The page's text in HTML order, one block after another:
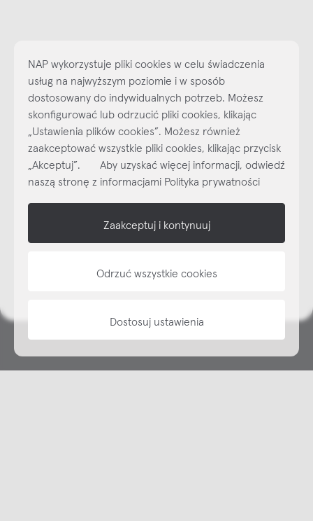
Najlepsze inspiracje i promocje na wyciągnięcie ręki, zapisz się już
dzisiaj do naszego cyklicznego newslettera!
SubskrybujNEWSLETTER
NAP wykorzystuje pliki cookies w celu świadczenia
usług na najwyższym poziomie i w sposób
dostosowany do indywidualnych potrzeb. Możesz
skonfigurować lub odrzucić pliki cookies, klikając
„Ustawienia plików cookies”. Możesz również
zaakceptować wszystkie pliki cookies, klikając przycisk
„Akceptuj”. Aby uzyskać więcej informacji, odwiedź
naszą stronę z informacjami Polityka prywatności
Zaakceptuj i kontynuuj
Odrzuć wszystkie cookies
Dostosuj ustawienia